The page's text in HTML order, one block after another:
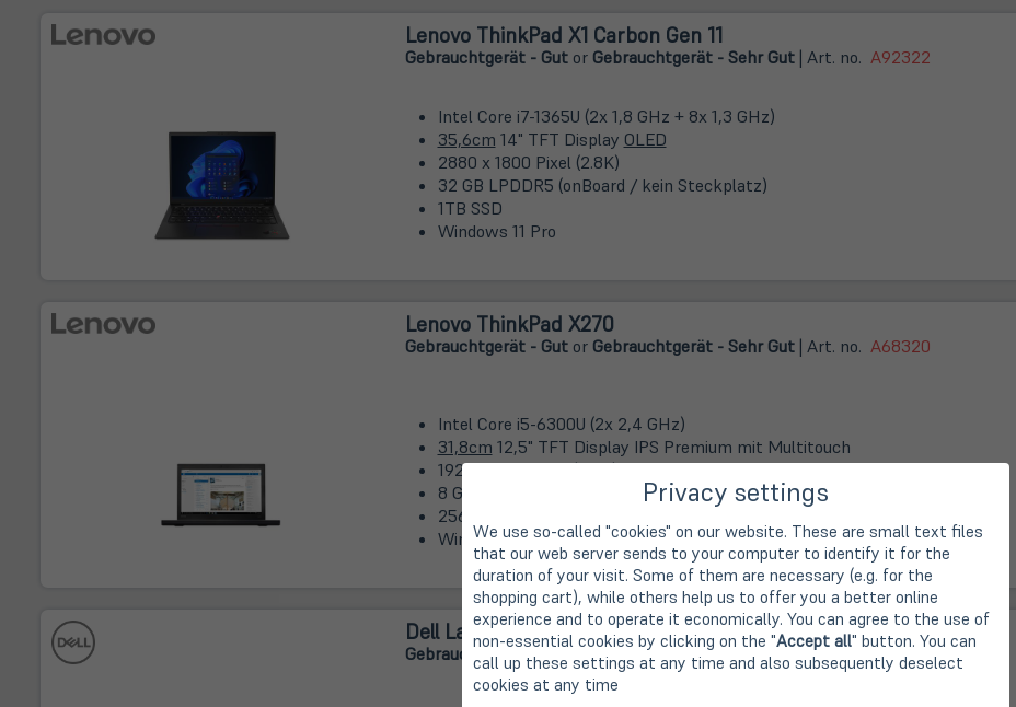
Lenovo ThinkPad X1 Carbon Gen 11
Gebrauchtgerät - Gutor Gebrauchtgerät - Sehr Gut| Art. no. A92322
Intel Core i7-1365U (2x 1,8 GHz + 8x 1,3 GHz)
35,6cm 14" TFT Display OLED
2880 x 1800 Pixel (2.8K)
32 GB LPDDR5 (onBoard / kein Steckplatz)
1TB SSD
Windows 11 Pro
Lenovo ThinkPad X270
Gebrauchtgerät - Gutor Gebrauchtgerät - Sehr Gut| Art. no. A68320
Intel Core i5-6300U (2x 2,4 GHz)
31,8cm 12,5" TFT Display IPS Premium mit Multitouch
1920 x 1080 Pixel (FHD)
8 GB DDR4 (1x 8 GB)
256GB SSD M.2 PCIe/NVMe
Windows 10 Pro
Dell Latitude 7390
Gebrauchtgerät - GutorGebrauchtgerät - Sehr Gut| Art. no.A52097
Privacy settings
We use so-called "cookies" on our website. These are small text files
that our web server sends to your computer to identify it for the
duration of your visit. Some of them are necessary (e.g. for the
shopping cart), while others help us to offer you a better online
experience and to operate it economically. You can agree to the use of
non-essential cookies by clicking on the "Accept all" button. You can
call up these settings at any time and also subsequently deselect
cookies at any time